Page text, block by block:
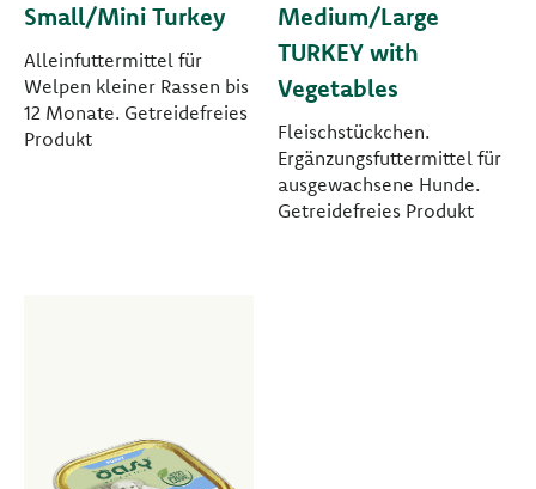
Small/Mini Turkey
Alleinfuttermittel für
Welpen kleiner Rassen bis
12 Monate. Getreidefreies
Produkt
Medium/Large
TURKEY with
Vegetables
Fleischstückchen.
Ergänzungsfuttermittel für
ausgewachsene Hunde.
Getreidefreies Produkt